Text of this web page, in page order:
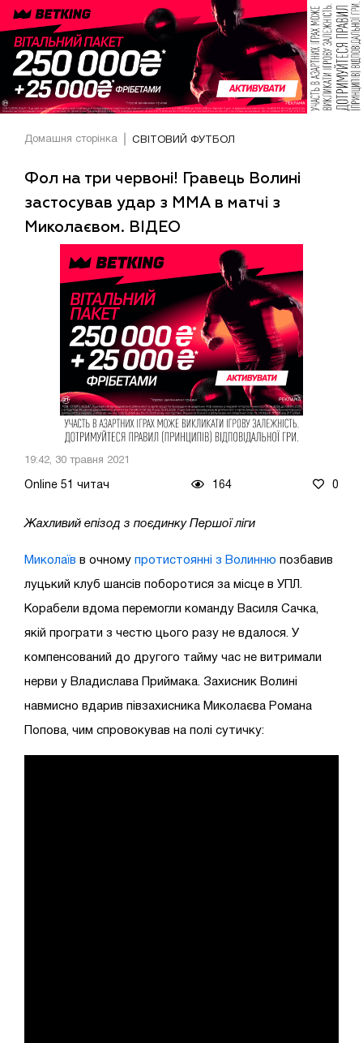
Домашня сторінка СВІТОВИЙ ФУТБОЛ
Фол на три червоні! Гравець Волині
застосував удар з ММА в матчі з
Миколаєвом. ВІДЕО
19:42, 30 травня 2021
Online 51 читач 164 0
Жахливий епізод з поєдинку Першої ліги
Миколаїв в очному протистоянні з Волинню позбавив
луцький клуб шансів поборотися за місце в УПЛ.
Корабели вдома перемогли команду Василя Сачка,
якій програти з честю цього разу не вдалося. У
компенсований до другого тайму час не витримали
нерви у Владислава Приймака. Захисник Волині
навмисно вдарив півзахисника Миколаєва Романа
Попова, чим спровокував на полі сутичку: